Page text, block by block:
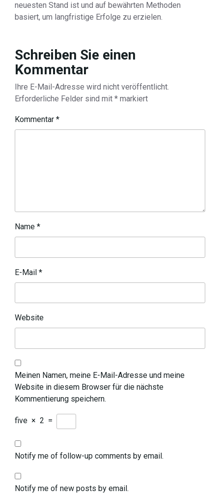
neuesten Stand ist und auf bewährten Methoden
basiert, um langfristige Erfolge zu erzielen.
Schreiben Sie einen
Kommentar
Ihre E-Mail-Adresse wird nicht veröffentlicht.
Erforderliche Felder sind mit * markiert
Kommentar *
Name *
E-Mail *
Website
Meinen Namen, meine E-Mail-Adresse und meine
Website in diesem Browser für die nächste
Kommentierung speichern.
five × 2 =
Notify me of follow-up comments by email.
Notify me of new posts by email.